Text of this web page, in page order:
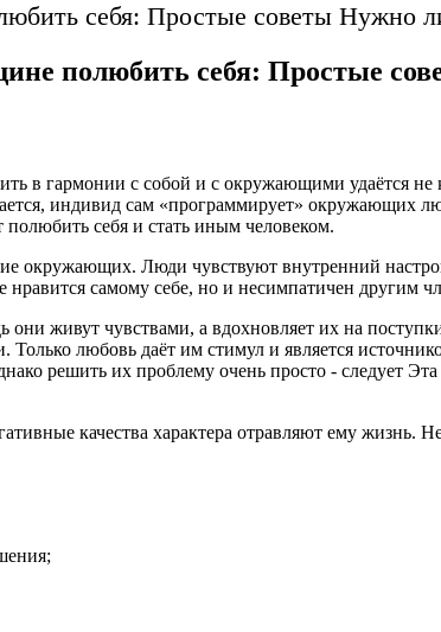
себя: Простые советы Нужно
полюбить себя: Простые
в гармонии с собой и с окружающими удаётся
индивид сам «программирует» окружающих
полюбить себя и стать иным человеком.
окружающих. Люди чувствуют внутренний
самому себе, но и несимпатичен другим
живут чувствами, а вдохновляет их на
любовь даёт им стимул и является
решить их проблему очень просто - следует
качества характера отравляют ему жизнь.